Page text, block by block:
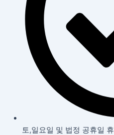
토,일요일 및 법정 공휴일